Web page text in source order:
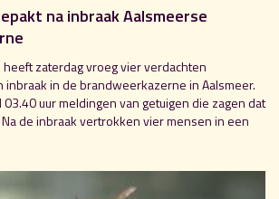
na inbraak Aalsmeerse
zaterdag vroeg vier verdachten
inbraak in de brandweerkazerne in Aalsmeer.
uur meldingen van getuigen die zagen dat
de inbraak vertrokken vier mensen in een